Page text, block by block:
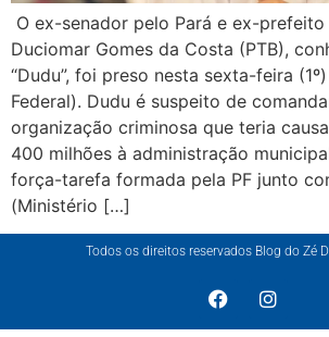
O ex-senador pelo Pará e ex-prefeito
Duciomar Gomes da Costa (PTB),
“Dudu”, foi preso nesta sexta-feira
Federal). Dudu é suspeito de
organização criminosa que teria
400 milhões à administração
força-tarefa formada pela PF junto
(Ministério […]
Todos os direitos reservados Blog do Zé